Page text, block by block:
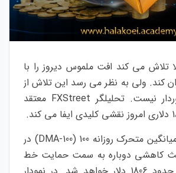
تلاش می کند افت ملموس دیروز را با
کند. ولی به نظر می رسد این تلاش از
قدرت کافی برخوردار نیست. تحلیلگر FXStreet معتقد
حرکت پایدار زیر میانگین متحرک روزانه 100 (100-DMA) در
دلار، باعث کاهشی دوباره به سمت حمایت خط